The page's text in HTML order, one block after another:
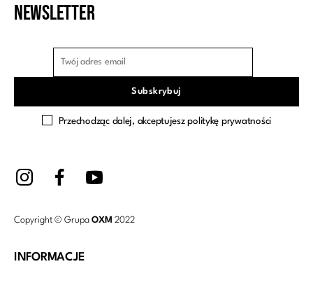
Newsletter
Przechodząc dalej, akceptujesz politykę prywatności
Copyright © Grupa OXM 2022
INFORMACJE